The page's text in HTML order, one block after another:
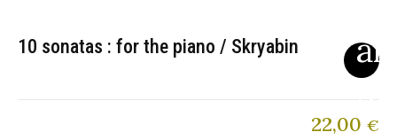
10 sonatas : for the piano / Skryabin
22,00 €